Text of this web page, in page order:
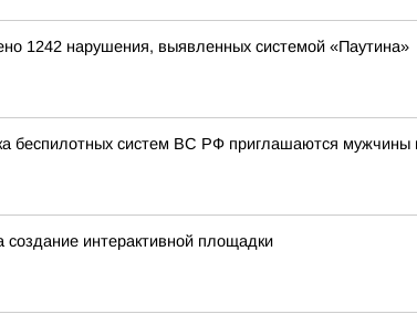
1242 нарушения, выявленных системой «Паутина»
беспилотных систем ВС РФ приглашаются
интерактивной площадки